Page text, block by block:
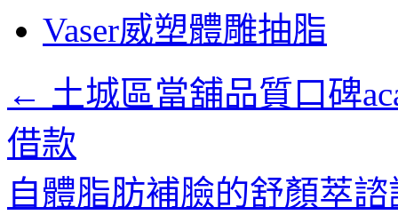
要
Vaser威塑體雕抽脂
← 土城區當舖品質口碑
借款
自體脂肪補臉的舒顏萃